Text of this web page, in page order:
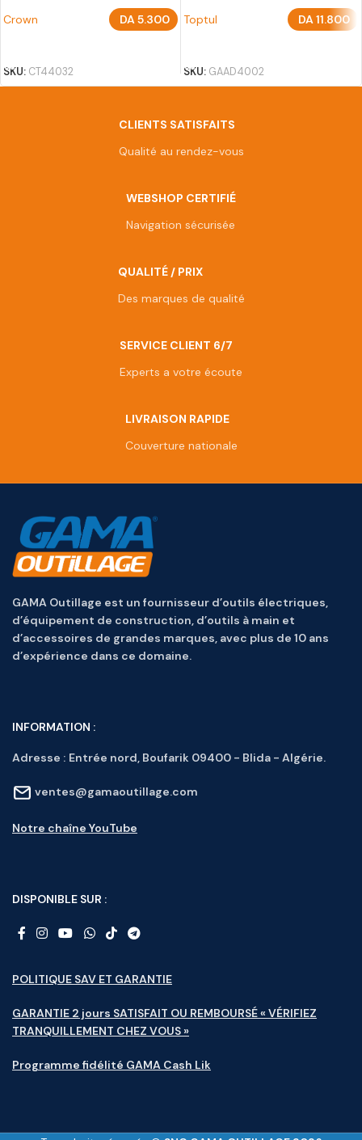
Crown DA5.300
SKU: CT44032
Toptul DA11.800
SKU: GAAD4002
CLIENTS SATISFAITS
Qualité au rendez-vous
WEBSHOP CERTIFIÉ
Navigation sécurisée
QUALITÉ / PRIX
Des marques de qualité
SERVICE CLIENT 6/7
Experts a votre écoute
LIVRAISON RAPIDE
Couverture nationale
GAMA Outillage est un fournisseur d’outils électriques,
d’équipement de construction, d’outils à main et
d’accessoires de grandes marques, avec plus de 10 ans
d’expérience dans ce domaine.
INFORMATION :
Adresse : Entrée nord, Boufarik 09400 - Blida - Algérie.
ventes@gamaoutillage.com
Notre chaîne YouTube
DISPONIBLE SUR :
POLITIQUE SAV ET GARANTIE
GARANTIE 2 jours SATISFAIT OU REMBOURSÉ « VÉRIFIEZ
TRANQUILLEMENT CHEZ VOUS »
Programme fidélité GAMA Cash Lik